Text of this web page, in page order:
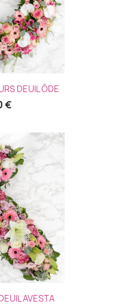
DEUIL ÔDE
€
AVESTA